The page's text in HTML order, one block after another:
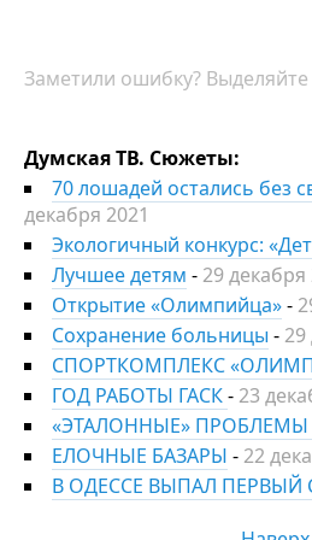
Заметили ошибку?
Думская ТВ. Сюжеты:
70 лошадей остались без
декабря 2021
Экологичный конкурс:
Лучшее детям - 29 декабря
Открытие «Олимпийца»-
Сохранение больницы - 29
СПОРТКОМПЛЕКС
ГОД РАБОТЫ ГАСК- 23
«ЭТАЛОННЫЕ» ПРОБЛЕМЫ
ЕЛОЧНЫЕ БАЗАРЫ - 22
В ОДЕССЕ ВЫПАЛ ПЕРВЫЙ